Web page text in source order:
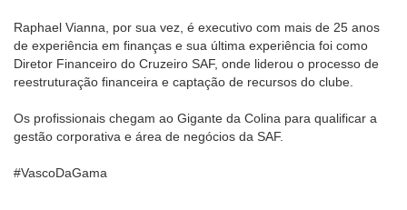
Raphael Vianna, por sua vez, é executivo com mais de 25 anos
de experiência em finanças e sua última experiência foi como
Diretor Financeiro do Cruzeiro SAF, onde liderou o processo de
reestruturação financeira e captação de recursos do clube.
Os profissionais chegam ao Gigante da Colina para qualificar a
gestão corporativa e área de negócios da SAF.
#VascoDaGama